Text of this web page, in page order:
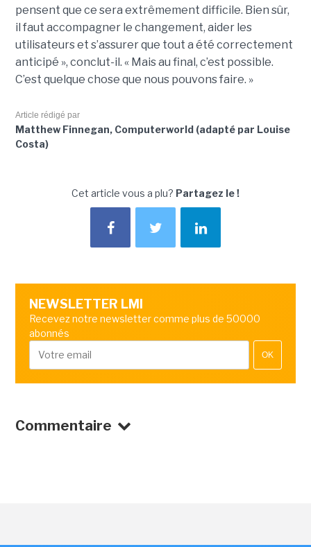
pensent que ce sera extrêmement difficile. Bien sûr,
il faut accompagner le changement, aider les
utilisateurs et s’assurer que tout a été correctement
anticipé », conclut-il. « Mais au final, c’est possible.
C’est quelque chose que nous pouvons faire. »
Article rédigé par
Matthew Finnegan, Computerworld (adapté par Louise
Costa)
Cet article vous a plu? Partagez le !
NEWSLETTER LMI
Recevez notre newsletter comme plus de 50000
abonnés
OK
Commentaire